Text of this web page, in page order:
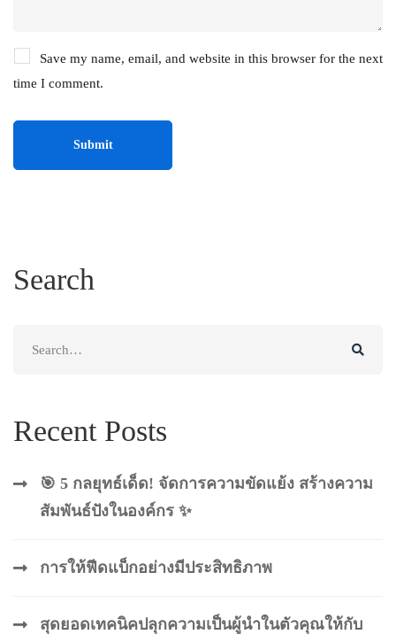
Save my name, email, and website in this browser for the next
time I comment.
Search
Recent Posts
🎯 5 กลยุทธ์เด็ด! จัดการความขัดแย้ง สร้างความ
สัมพันธ์ปังในองค์กร ✨
การให้ฟีดแบ็กอย่างมีประสิทธิภาพ
สุดยอดเทคนิคปลุกความเป็นผู้นำในตัวคุณให้กับ